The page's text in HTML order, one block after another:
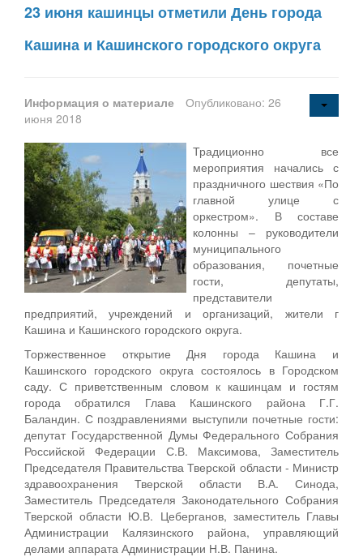
23 июня кашинцы отметили День города
Кашина и Кашинского городского округа
Информация о материале
Опубликовано: 26
июня 2018
Традиционно все
мероприятия начались с
праздничного шествия «По
главной улице с
оркестром». В составе
колонны – руководители
муниципального
образования, почетные
гости, депутаты,
представители
предприятий, учреждений и организаций, жители г
Кашина и Кашинского городского округа.
Торжественное открытие Дня города Кашина и
Кашинского городского округа состоялось в Городском
саду. С приветственным словом к кашинцам и гостям
города обратился Глава Кашинского района Г.Г.
Баландин. С поздравлениями выступили почетные гости:
депутат Государственной Думы Федерального Собрания
Российской Федерации С.В. Максимова, Заместитель
Председателя Правительства Тверской области - Министр
здравоохранения Тверской области В.А. Синода,
Заместитель Председателя Законодательного Собрания
Тверской области Ю.В. Цеберганов, заместитель Главы
Администрации Калязинского района, управляющий
делами аппарата Администрации Н.В. Панина.